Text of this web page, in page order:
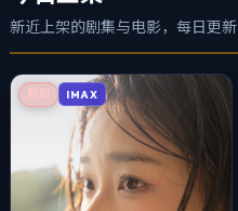
新近上架的剧集与电影，每日更新
IMAX